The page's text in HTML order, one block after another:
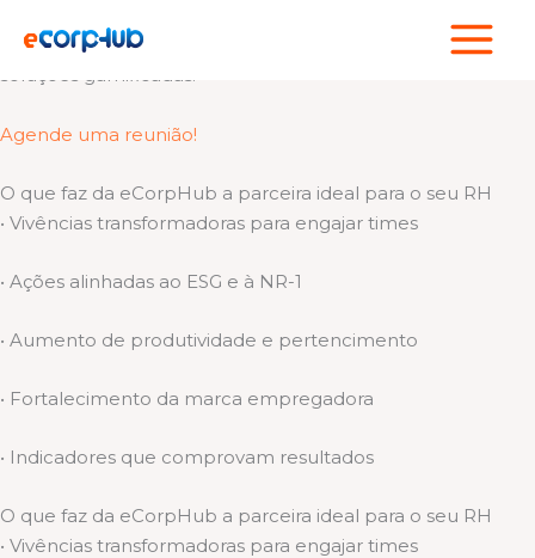
para
Somos um hub de experiências esportivas, bem-estar e
soluções gamificadas.
Agende uma reunião!
O que faz da eCorpHub a parceira ideal para o seu RH
• Vivências transformadoras para engajar times
• Ações alinhadas ao ESG e à NR-1
• Aumento de produtividade e pertencimento
• Fortalecimento da marca empregadora
• Indicadores que comprovam resultados
O que faz da eCorpHub a parceira ideal para o seu RH
• Vivências transformadoras para engajar times